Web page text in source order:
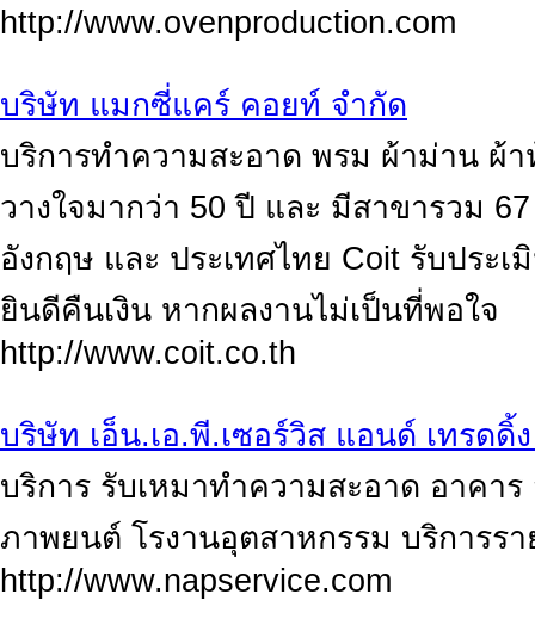
http://www.ovenproduction.com
บริษัท แมกซี่แคร์ คอยท์ จำกัด
บริการทำความสะอาด พรม ผ้าม่าน ผ้า
วางใจมากว่า 50 ปี และ มีสาขารวม
อังกฤษ และ ประเทศไทย Coit รับประ
ยินดีคืนเงิน หากผลงานไม่เป็นที่พอใจ
http://www.coit.co.th
บริษัท เอ็น.เอ.พี.เซอร์วิส แอนด์ เทรดดิ้
บริการ รับเหมาทำความสะอาด อาคา
ภาพยนต์ โรงานอุตสาหกรรม บริการรา
http://www.napservice.com